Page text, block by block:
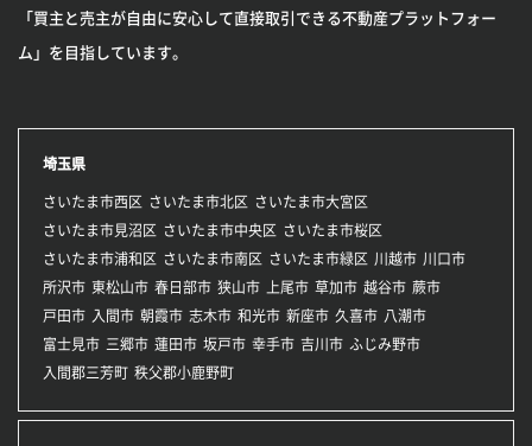
「買主と売主が自由に安心して直接取引できる不動産プラットフォー
ム」を目指しています。
埼玉県
さいたま市西区 さいたま市北区
さいたま市大宮区
さいたま市見沼区
さいたま市中央区
さいたま市桜区
さいたま市浦和区
さいたま市南区 さいたま市緑区 川越市 川口市
所沢市 東松山市 春日部市 狭山市 上尾市 草加市 越谷市 蕨市
戸田市 入間市 朝霞市 志木市 和光市 新座市 久喜市 八潮市
富士見市 三郷市 蓮田市 坂戸市 幸手市 吉川市 ふじみ野市
入間郡三芳町 秩父郡小鹿野町